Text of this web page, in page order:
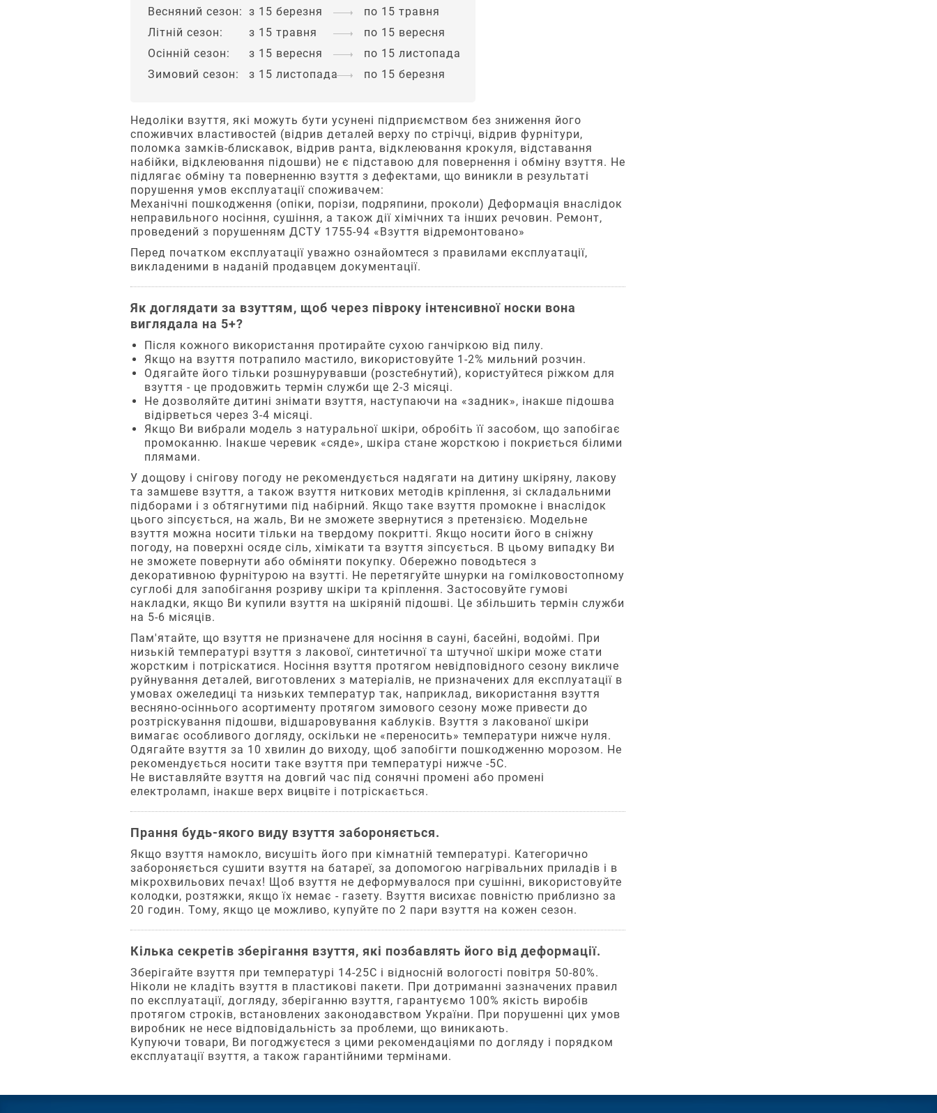
деформується
скривиться
Дитячі
ривками.
Інколи
ріст
стопи
в
довжину
може
бути
незначним
року,
а
інколи
стопа
збільшується
на
5
мм
протягом
х
місяців.
Тому
кожні
місяці
перевіряйте
довжину
стоп.
Систематичні
заміри
вдома
—
це
цінна
інформація
лікаря-
ортопеда,
котрий
оцінює
стан
здоров'я
ніжок
дитини.
Як
вірно
Обирайте
взуття
на
7–
9
мм
Оскільки
стопи
не
тільки
швидко
ростуть,
але
й
висовуються
доставки
та
«Нова
пошта»
Компанія
«Нова
декілька
зручних
способів
отримати
відправлення:
У
поштоматі
У
відділенні
За
адресою
(кур'єром).
Перелік
населених
пунктів
тут
Послуги
доставки
сплачуються
за
рахунок
отримувача
по
тарифам
перевізника.
При
обранні
доставки
у
відділення
або
поштомат
«Нова
пошта»,
замовлення
на
суму
від
999
грн
доставляються
безкоштовно.
«Оформити»
перейдете
системи
де
зможете
підтвердити
оплату.
При
отриманні
Оплата
замовлення
при
відділенні,
поштоматі
кур’єром
«Нової
Пошти».
Додатково
при
отриманні
сплачується
комісія
переказ
коштів
—
20
грн
+
2%
від
суми
замовлення
(сплачується
безпосередньо
"Новій
Пошті").
Звертаємо
увагу:
якщо
покупець
раніше
не
викупив
одне
замовлень,
цим
способом,
компанія
залишає
за
собою
право
відмовити
у
відправці
післяплатою
або
запросити
передоплату
(сума
із
Весняний сезон: з 15 березня
по 15 травня
Літній сезон:
з 15 травня
по 15 вересня
Осінній сезон:
з 15 вересня
по 15 листопада
Зимовий сезон:
з 15 листопада по 15 березня
Недоліки взуття, які можуть бути усунені підприємством без зниження його
споживчих властивостей (відрив деталей верху по стрічці, відрив фурнітури,
поломка замків-блискавок, відрив ранта, відклеювання крокуля, відставання
набійки, відклеювання підошви) не є підставою для повернення і обміну взуття. Не
підлягає обміну та поверненню взуття з дефектами, що виникли в результаті
порушення умов експлуатації споживачем:
Механічні пошкодження (опіки, порізи, подряпини, проколи) Деформація внаслідок
неправильного носіння, сушіння, а також дії хімічних та інших речовин. Ремонт,
проведений з порушенням ДСТУ 1755-94 «Взуття відремонтовано»
Перед початком експлуатації уважно ознайомтеся з правилами експлуатації,
викладеними в наданій продавцем документації.
Як доглядати за взуттям, щоб через півроку інтенсивної носки вона
виглядала на 5+?
Після кожного використання протирайте сухою ганчіркою від пилу.
Якщо на взуття потрапило мастило, використовуйте 1-2% мильний розчин.
Одягайте його тільки розшнурувавши (розстебнутий), користуйтеся ріжком для
взуття - це продовжить термін служби ще 2-3 місяці.
Не дозволяйте дитині знімати взуття, наступаючи на «задник», інакше підошва
відірветься через 3-4 місяці.
Якщо Ви вибрали модель з натуральної шкіри, обробіть її засобом, що запобігає
промоканню. Інакше черевик «сяде», шкіра стане жорсткою і покриється білими
плямами.
У дощову і снігову погоду не рекомендується надягати на дитину шкіряну, лакову
та замшеве взуття, а також взуття ниткових методів кріплення, зі складальними
підборами і з обтягнутими під набірний. Якщо таке взуття промокне і внаслідок
цього зіпсується, на жаль, Ви не зможете звернутися з претензією. Модельне
взуття можна носити тільки на твердому покритті. Якщо носити його в сніжну
погоду, на поверхні осяде сіль, хімікати та взуття зіпсується. В цьому випадку Ви
не зможете повернути або обміняти покупку. Обережно поводьтеся з
декоративною фурнітурою на взутті. Не перетягуйте шнурки на гомілковостопному
суглобі для запобігання розриву шкіри та кріплення. Застосовуйте гумові
накладки, якщо Ви купили взуття на шкіряній підошві. Це збільшить термін служби
на 5-6 місяців.
Пам'ятайте, що взуття не призначене для носіння в сауні, басейні, водоймі. При
низькій температурі взуття з лакової, синтетичної та штучної шкіри може стати
жорстким і потріскатися. Носіння взуття протягом невідповідного сезону викличе
руйнування деталей, виготовлених з матеріалів, не призначених для експлуатації в
умовах ожеледиці та низьких температур так, наприклад, використання взуття
весняно-осіннього асортименту протягом зимового сезону може привести до
розтріскування підошви, відшаровування каблуків. Взуття з лакованої шкіри
вимагає особливого догляду, оскільки не «переносить» температури нижче нуля.
Одягайте взуття за 10 хвилин до виходу, щоб запобігти пошкодженню морозом. Не
рекомендується носити таке взуття при температурі нижче -5С.
Не виставляйте взуття на довгий час під сонячні промені або промені
електроламп, інакше верх вицвіте і потріскається.
Прання будь-якого виду взуття забороняється.
Якщо взуття намокло, висушіть його при кімнатній температурі. Категорично
забороняється сушити взуття на батареї, за допомогою нагрівальних приладів і в
мікрохвильових печах! Щоб взуття не деформувалося при сушінні, використовуйте
колодки, розтяжки, якщо їх немає - газету. Взуття висихає повністю приблизно за
20 годин. Тому, якщо це можливо, купуйте по 2 пари взуття на кожен сезон.
Кілька секретів зберігання взуття, які позбавлять його від деформації.
Зберігайте взуття при температурі 14-25С і відносній вологості повітря 50-80%.
Ніколи не кладіть взуття в пластикові пакети. При дотриманні зазначених правил
по експлуатації, догляду, зберіганню взуття, гарантуємо 100% якість виробів
протягом строків, встановлених законодавством України. При порушенні цих умов
виробник не несе відповідальність за проблеми, що виникають.
Купуючи товари, Ви погоджуєтеся з цими рекомендаціями по догляду і порядком
експлуатації взуття, а також гарантійними термінами.
Унікальна